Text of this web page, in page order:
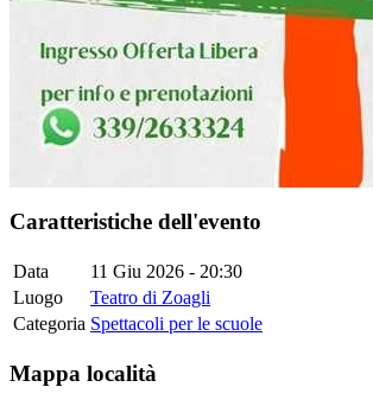
Caratteristiche dell'evento
Data
11 Giu 2026 - 20:30
Luogo
Teatro di Zoagli
Categoria Spettacoli per le scuole
Mappa località